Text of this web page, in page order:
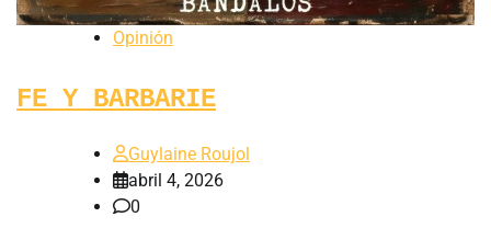
Opinión
FE Y BARBARIE
Guylaine Roujol
abril 4, 2026
0